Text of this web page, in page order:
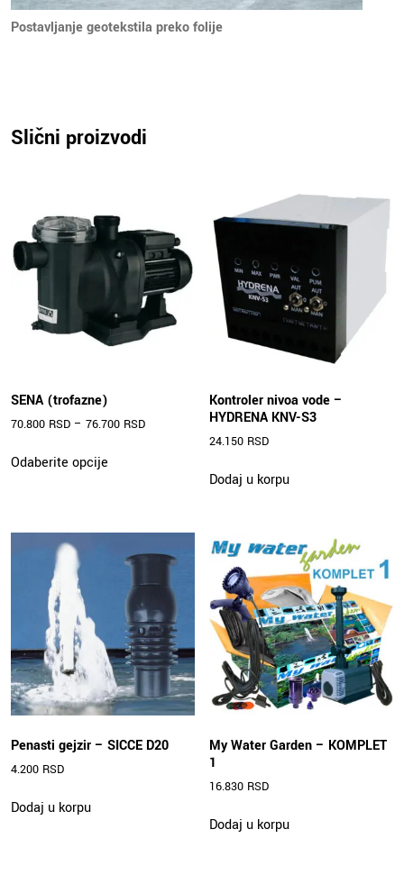
Postavljanje geotekstila preko folije
Slični proizvodi
SENA (trofazne)
70.800 RSD – 76.700 RSD
Odaberite opcije
mogu
izabrane
stranici
proizvoda.
Kontroler nivoa vode –
HYDRENA KNV-S3
24.150 RSD
Dodaj u korpu
Penasti gejzir – SICCE D20
4.200 RSD
Dodaj u korpu
My Water Garden – KOMPLET
1
16.830 RSD
Dodaj u korpu